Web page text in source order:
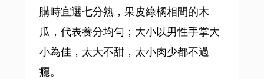
購時宜選七分熟，果皮綠橘相間的木
瓜，代表養分均勻；大小以男性手掌大
小為佳，太大不甜，太小肉少都不過
癮。